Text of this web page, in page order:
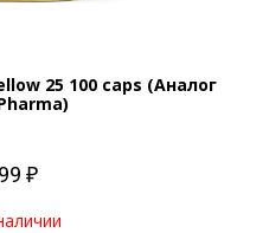
25 100 caps (Аналог
₽